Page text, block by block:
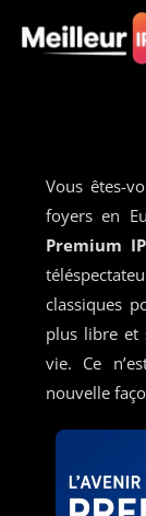
content
Vous êtes-
foyers en
Premium
classiques
plus libre et
vie. Ce
nouvelle